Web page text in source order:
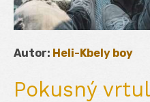
Autor: Heli-Kbely boy
Pokusný